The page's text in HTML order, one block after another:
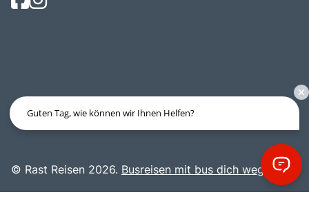
© Rast Reisen 2026. Busreisen mit bus dich weg!
Guten Tag, wie können wir Ihnen Helfen?